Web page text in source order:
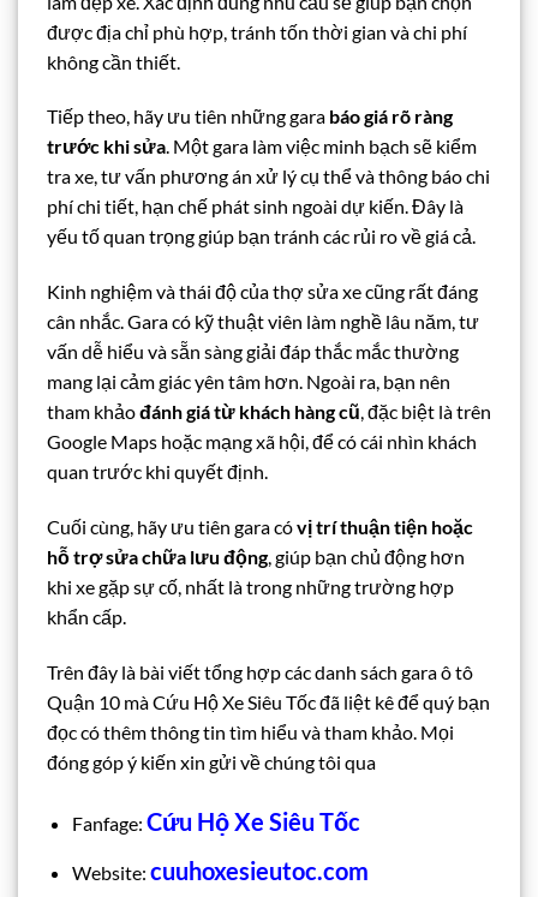
được địa chỉ phù hợp, tránh tốn thời gian và chi phí
không cần thiết.
Tiếp theo, hãy ưu tiên những gara báo giá rõ ràng
trước khi sửa. Một gara làm việc minh bạch sẽ kiểm
tra xe, tư vấn phương án xử lý cụ thể và thông báo chi
phí chi tiết, hạn chế phát sinh ngoài dự kiến. Đây là
yếu tố quan trọng giúp bạn tránh các rủi ro về giá cả.
Kinh nghiệm và thái độ của thợ sửa xe cũng rất đáng
cân nhắc. Gara có kỹ thuật viên làm nghề lâu năm, tư
vấn dễ hiểu và sẵn sàng giải đáp thắc mắc thường
mang lại cảm giác yên tâm hơn. Ngoài ra, bạn nên
tham khảođánh giá từ khách hàng cũ, đặc biệt là trên
Google Maps hoặc mạng xã hội, để có cái nhìn khách
quan trước khi quyết định.
Cuối cùng, hãy ưu tiên gara cóvị trí thuận tiện hoặc
hỗ trợ sửa chữa lưu động, giúp bạn chủ động hơn
khi xe gặp sự cố, nhất là trong những trường hợp
khẩn cấp.
Trên đây là bài viết tổng hợp các danh sách gara ô tô
Quận 10 mà Cứu Hộ Xe Siêu Tốc đã liệt kê để quý bạn
đọc có thêm thông tin tìm hiểu và tham khảo. Mọi
đóng góp ý kiến xin gửi về chúng tôi qua
Fanfage: Cứu Hộ Xe Siêu Tốc
Website: cuuhoxesieutoc.com